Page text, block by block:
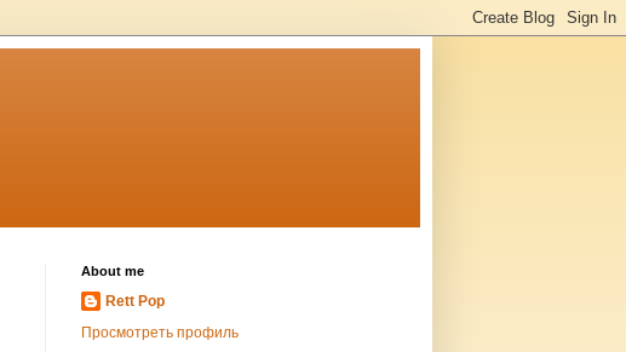
About me
Rett Pop
Просмотреть профиль